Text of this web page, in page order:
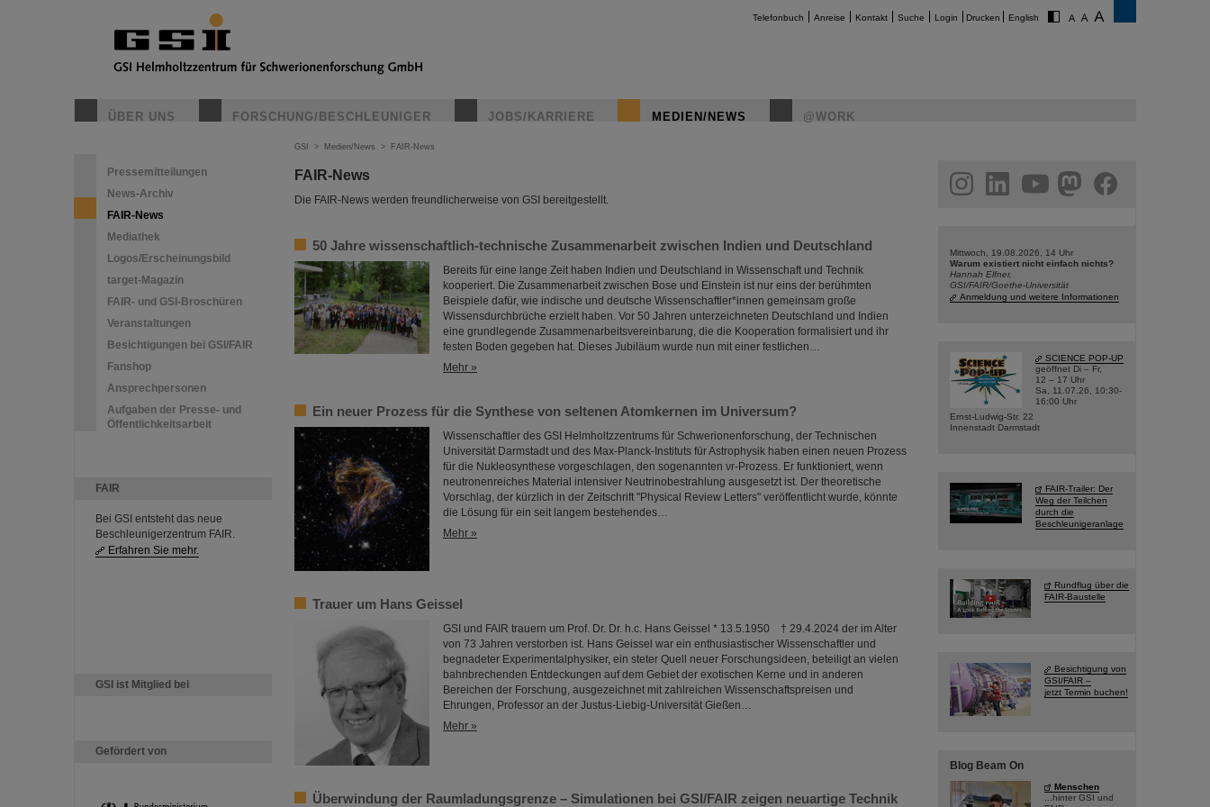
Telefonbuch Anreise Kontakt Suche Login Drucken English
ÜBER UNS FORSCHUNG/BESCHLEUNIGER JOBS/KARRIERE MEDIEN/NEWS @WORK
Pressemitteilungen
News-Archiv
FAIR-News
Mediathek
Logos/Erscheinungsbild
target-Magazin
FAIR- und GSI-Broschüren
Veranstaltungen
Besichtigungen bei GSI/FAIR
Fanshop
Ansprechpersonen
Aufgaben der Presse- und
Öffentlichkeitsarbeit
FAIR
Bei GSI entsteht das neue
Beschleunigerzentrum FAIR.
Erfahren Sie mehr.
GSI ist Mitglied bei
Gefördert von
GSI > Medien/News > FAIR-News
FAIR-News
Die FAIR-News werden freundlicherweise von GSI bereitgestellt.
50 Jahre wissenschaftlich-technische Zusammenarbeit zwischen Indien und Deutschland
Bereits für eine lange Zeit haben Indien und Deutschland in Wissenschaft und Technik
kooperiert. Die Zusammenarbeit zwischen Bose und Einstein ist nur eins der berühmten
Beispiele dafür, wie indische und deutsche Wissenschaftler*innen gemeinsam große
Wissensdurchbrüche erzielt haben. Vor 50 Jahren unterzeichneten Deutschland und Indien
eine grundlegende Zusammenarbeitsvereinbarung, die die Kooperation formalisiert und ihr
festen Boden gegeben hat. Dieses Jubiläum wurde nun mit einer festlichen…
Mehr »
Ein neuer Prozess für die Synthese von seltenen Atomkernen im Universum?
Wissenschaftler des GSI Helmholtzzentrums für Schwerionenforschung, der Technischen
Universität Darmstadt und des Max-Planck-Instituts für Astrophysik haben einen neuen Prozess
für die Nukleosynthese vorgeschlagen, den sogenannten νr-Prozess. Er funktioniert, wenn
neutronenreiches Material intensiver Neutrinobestrahlung ausgesetzt ist. Der theoretische
Vorschlag, der kürzlich in der Zeitschrift "Physical Review Letters" veröffentlicht wurde, könnte
die Lösung für ein seit langem bestehendes…
Mehr »
Trauer um Hans Geissel
GSI und FAIR trauern um Prof. Dr. Dr. h.c. Hans Geissel * 13.5.1950 † 29.4.2024 der im Alter
von 73 Jahren verstorben ist. Hans Geissel war ein enthusiastischer Wissenschaftler und
begnadeter Experimentalphysiker, ein steter Quell neuer Forschungsideen, beteiligt an vielen
bahnbrechenden Entdeckungen auf dem Gebiet der exotischen Kerne und in anderen
Bereichen der Forschung, ausgezeichnet mit zahlreichen Wissenschaftspreisen und
Ehrungen, Professor an der Justus-Liebig-Universität Gießen…
Mehr »
Überwindung der Raumladungsgrenze – Simulationen bei GSI/FAIR zeigen neuartige Technik
facebook
Mittwoch, 19.08.2026, 14 Uhr
Warum existiert nicht einfach nichts?
Hannah Elfner,
GSI/FAIR/Goethe-Universität
Anmeldung und weitere Informationen
SCIENCE POP-UP
geöffnet Di – Fr,
12 – 17 Uhr
Sa, 11.07.26, 10:30-
16:00 Uhr
Ernst-Ludwig-Str. 22
Innenstadt Darmstadt
FAIR-Trailer: Der
Weg der Teilchen
durch die
Beschleunigeranlage
Rundflug über die
FAIR-Baustelle
Besichtigung von
GSI/FAIR –
jetzt Termin buchen!
Blog Beam On
Menschen
...hinter GSI und